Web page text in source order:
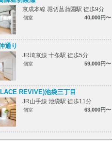
京成本線 堀切菖蒲園駅 徒歩9分
個室 40,000円〜
通り
JR埼京線 十条駅 徒歩5分
個室 59,000円〜
REVIVE)池袋三丁目
JR山手線 池袋駅 徒歩11分
個室 63,000円〜